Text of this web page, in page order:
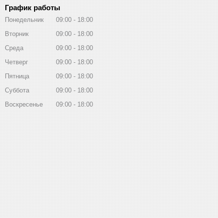
График работы
Понедельник 09:00
18:00
Вторник
09:00
18:00
Среда
09:00
18:00
Четверг
09:00
18:00
Пятница
09:00
18:00
Суббота
09:00
18:00
Воскресенье
09:00 18:00